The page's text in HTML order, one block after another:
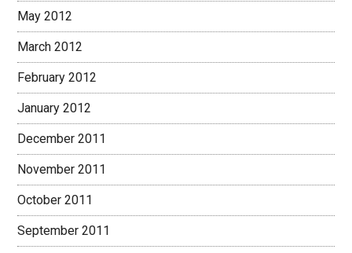
May 2012
March 2012
February 2012
January 2012
December 2011
November 2011
October 2011
September 2011